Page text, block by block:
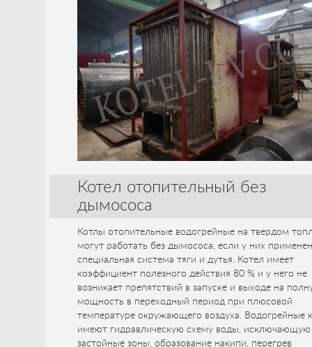
Котел отопительный без
дымососа
Котлы отопительные водогрейные на твердом
могут работать без дымососа, если у них
специальная система тяги и дутья. Котел имеет
коэффициент полезного действия 80 % и у него не
возникает препятствий в запуске и выходе на
мощность в переходный период при плюсовой
температуре окружающего воздуха. Водогрейные
имеют гидравлическую схему воды, исключающую
застойные зоны, образование накипи, перегрев